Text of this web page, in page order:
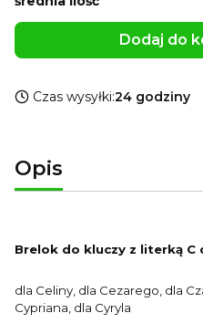
Dodaj do
Czas wysyłki:24 godziny
Opis
Brelok do kluczy z literką C
dla Celiny, dla Cezarego, dla
Cypriana, dla Cyryla